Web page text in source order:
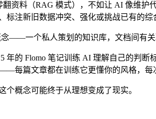
资料（RAG 模式），不如让 AI 像维
注新旧数据冲突、强化或挑战已有的综
念——一个私人策划的知识库，文档间有
年的 Flomo 笔记训练 AI 理解自己的判
每篇文章都在训练它更懂你的风格，每
个概念可能终于从理想变成了现实。